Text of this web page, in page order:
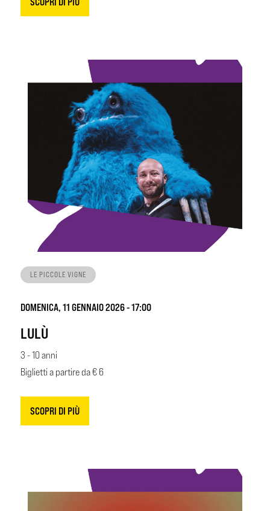
LE PICCOLE VIGNE
DOMENICA, 11 GENNAIO 2026 - 17:00
LULÙ
3 - 10 anni
Biglietti a partire da € 6
SCOPRI DI PIÙ